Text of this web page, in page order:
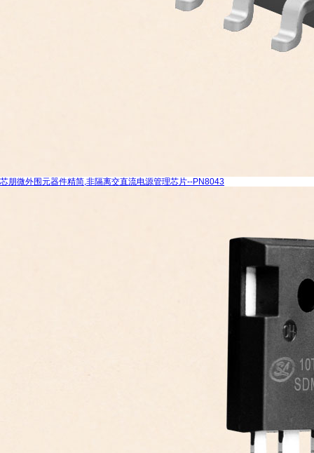
芯朋微外围元器件精简,非隔离交直流电源管理芯片--PN8043